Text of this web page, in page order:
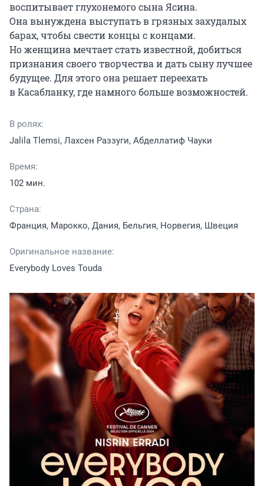
воспитывает глухонемого сына Ясина.
Она вынуждена выступать в грязных захудалых
барах, чтобы свести концы с концами.
Но женщина мечтает стать известной, добиться
признания своего творчества и дать сыну лучшее
будущее. Для этого она решает переехать
в Касабланку, где намного больше возможностей.
В ролях:
Jalila Tlemsi, Лахсен Раззуги, Абделлатиф Чауки
Время:
102 мин.
Страна:
Франция, Марокко, Дания, Бельгия, Норвегия, Швеция
Оригинальное название:
Everybody Loves Touda